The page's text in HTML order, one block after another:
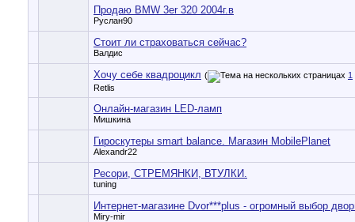
Продаю BMW 3er 320 2004г.в
Руслан90
Стоит ли страховаться сейчас?
Валдис
Хочу себе квадроцикл ( 1
Retlis
Онлайн-магазин LED-ламп
Мишкина
Гироскутеры smart balance. Магазин MobilePlanet
Alexandr22
Ресори, СТРЕМЯНКИ, ВТУЛКИ.
tuning
Интернет-магазине Dvor***plus - огромный выбор
Miry-mir